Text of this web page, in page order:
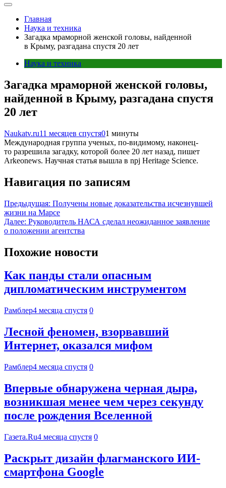
Главная
Наука и техника
Загадка мраморной женской головы, найденной
в Крыму, разгадана спустя 20 лет
Наука и техника
Загадка мраморной женской головы,
найденной в Крыму, разгадана спустя
20 лет
Naukatv.ru11 месяцев спустя01 минуты
Международная группа ученых, по-видимому, наконец-
то разрешила загадку, которой более 20 лет назад, пишет
Аrkeonews. Научная статья вышла в npj Heritage Science.
Навигация по записям
Предыдущая: Получены новые доказательства исчезнувшей
жизни на Марсе
Далее: Руководитель НАСА сделал неожиданное заявление
о положении агентства
Похожие новости
Как панды стали опасным
дипломатическим инструментом
Рамблер4 месяца спустя 0
Лесной феномен, взорвавший
Интернет, оказался мифом
Рамблер4 месяца спустя 0
Впервые обнаружена черная дыра,
возникшая менее чем через секунду
после рождения Вселенной
Газета.Ru4 месяца спустя 0
Раскрыт дизайн флагманского ИИ-
смартфона Google